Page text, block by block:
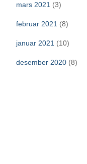
mars 2021 (3)
februar 2021 (8)
januar 2021 (10)
desember 2020(8)